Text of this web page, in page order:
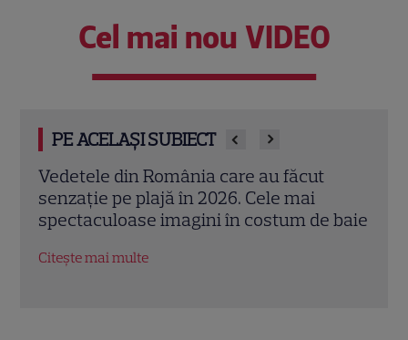
Cel mai nou VIDEO
PE ACELAȘI SUBIECT
Mihaela Rădulescu împlinește 57 de ani.
Povestea uneia dintre cele mai iubite
vedete TV și marea iubire alături de Felix